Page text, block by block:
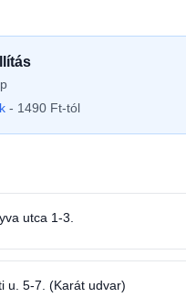
- 1490 Ft-tól
utca 1-3.
u. 5-7. (Karát udvar)